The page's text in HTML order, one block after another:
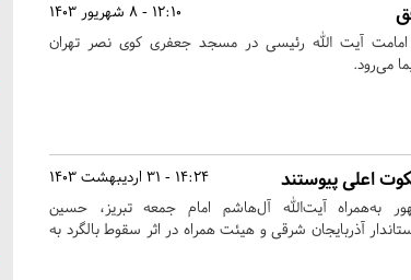
12:10 - 8 شهریور 1403
آیت الله رئیسی در مسجد جعفری کوی نصر تهران
14:24 - 31 اردیبهشت 1403 اعلی پیوستند
به‌همراه آیت‌الله آل‌هاشم امام جمعه تبریز، حسین
آذربایجان شرقی و هیئت همراه در اثر سقوط بالگرد به